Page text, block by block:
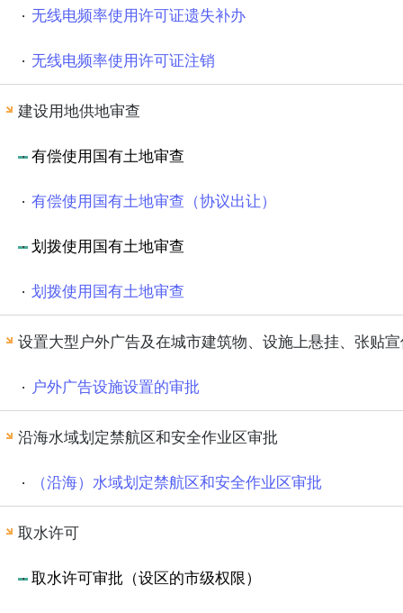
无线电频率使用许可证遗失补办
无线电频率使用许可证注销
建设用地供地审查
有偿使用国有土地审查
有偿使用国有土地审查（协议出让）
划拨使用国有土地审查
划拨使用国有土地审查
设置大型户外广告及在城市建筑物、设施上悬挂、张贴
户外广告设施设置的审批
沿海水域划定禁航区和安全作业区审批
（沿海）水域划定禁航区和安全作业区审批
取水许可
取水许可审批（设区的市级权限）